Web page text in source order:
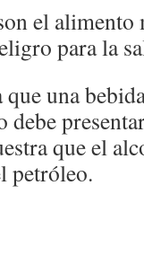
el
para la
una
debe
que el
petróleo.